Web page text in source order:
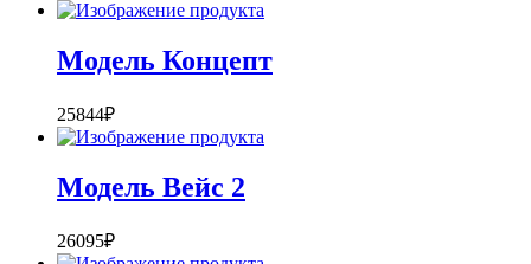
Модель Концепт
25844₽
Модель Вейс 2
26095₽